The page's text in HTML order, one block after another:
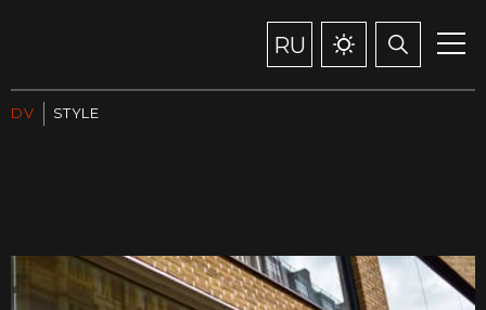
RU
DV STYLE